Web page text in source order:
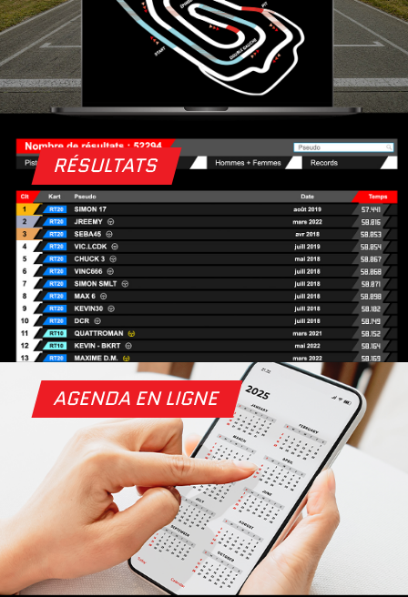
RÉSULTATS
AGENDA EN LIGNE